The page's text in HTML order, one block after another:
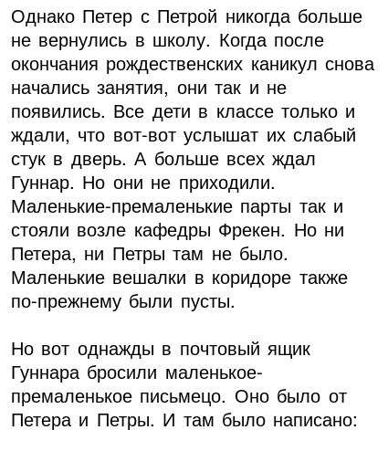
Однако Петер с Петрой никогда больше
не вернулись в школу. Когда после
окончания рождественских каникул снова
начались занятия, они так и не
появились. Все дети в классе только и
ждали, что вот-вот услышат их слабый
стук в дверь. А больше всех ждал
Гуннар. Но они не приходили.
Маленькие-премаленькие парты так и
стояли возле кафедры Фрекен. Но ни
Петера, ни Петры там не было.
Маленькие вешалки в коридоре также
по-прежнему были пусты.
Но вот однажды в почтовый ящик
Гуннара бросили маленькое-
премаленькое письмецо. Оно было от
Петера и Петры. И там было написано: